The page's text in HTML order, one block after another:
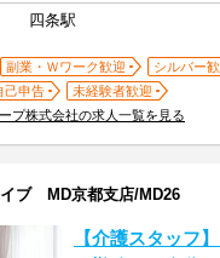
四条駅
副業・Ｗワーク歓迎
シルバー
己申告
未経験者歓迎
プ株式会社の求人一覧を見る
ブ MD京都支店/MD26
【介護スタッフ